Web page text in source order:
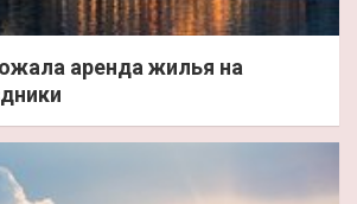
аренда жилья на